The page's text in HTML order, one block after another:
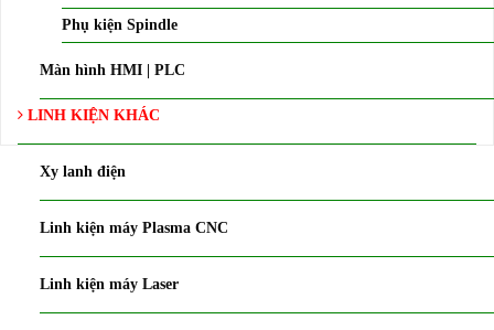
Phụ kiện Spindle
Màn hình HMI | PLC
LINH KIỆN KHÁC
Xy lanh điện
Linh kiện máy Plasma CNC
Linh kiện máy Laser